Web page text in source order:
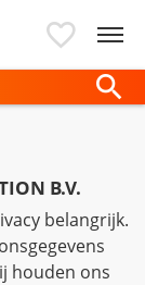
B.V.
belangrijk.
houden ons